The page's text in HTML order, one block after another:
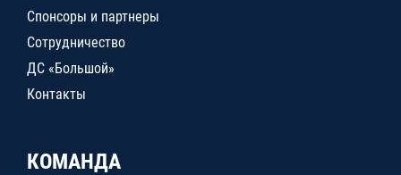
Спонсоры и партнеры
Сотрудничество
ДС «Большой»
Контакты
КОМАНДА